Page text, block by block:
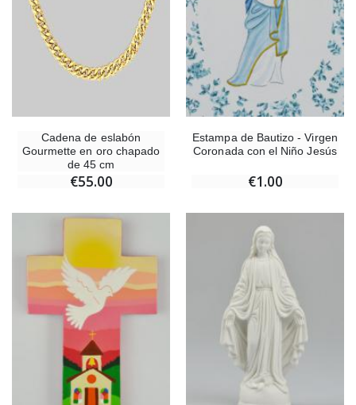
Cadena de eslabón
Gourmette en oro chapado
de 45 cm
€55.00
Estampa de Bautizo - Virgen
Coronada con el Niño Jesús
€1.00